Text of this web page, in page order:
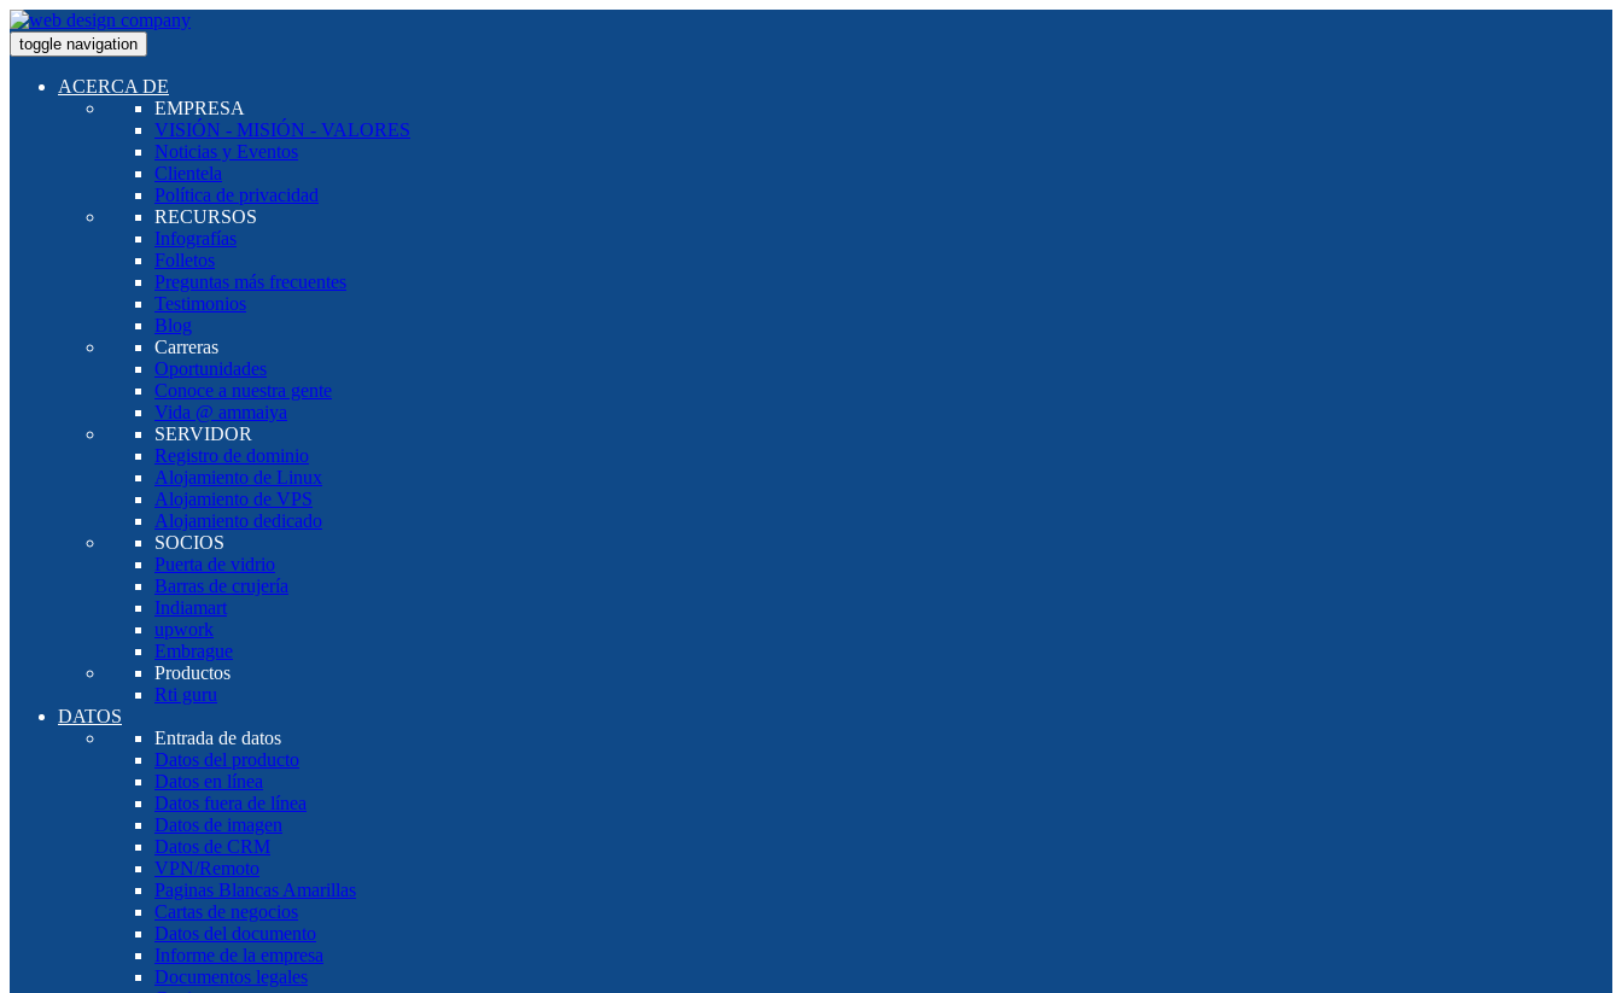
toggle navigation
ACERCA DE
EMPRESA
VISIÓN - MISIÓN - VALORES
Noticias y Eventos
Clientela
Política de privacidad
RECURSOS
Infografías
Folletos
Preguntas más frecuentes
Testimonios
Blog
Carreras
Oportunidades
Conoce a nuestra gente
Vida @ ammaiya
SERVIDOR
Registro de dominio
Alojamiento de Linux
Alojamiento de VPS
Alojamiento dedicado
SOCIOS
Puerta de vidrio
Barras de crujería
Indiamart
upwork
Embrague
Productos
Rti guru
DATOS
Entrada de datos
Datos del producto
Datos en línea
Datos fuera de línea
Datos de imagen
Datos de CRM
VPN/Remoto
Paginas Blancas Amarillas
Cartas de negocios
Datos del documento
Informe de la empresa
Documentos legales